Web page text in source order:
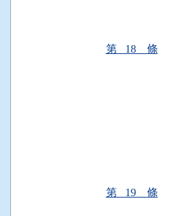
第 18 條
第 19 條